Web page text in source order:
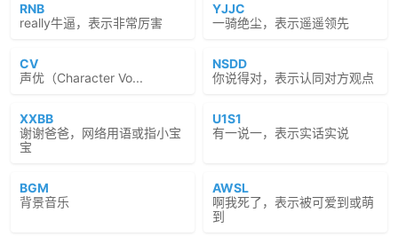
RNB
really牛逼，表示非常厉害
YJJC
一骑绝尘，表示遥遥领先
CV
声优（Character Vo...
NSDD
你说得对，表示认同对方观点
XXBB
谢谢爸爸，网络用语或指小宝
宝
U1S1
有一说一，表示实话实说
BGM
背景音乐
AWSL
啊我死了，表示被可爱到或萌
到